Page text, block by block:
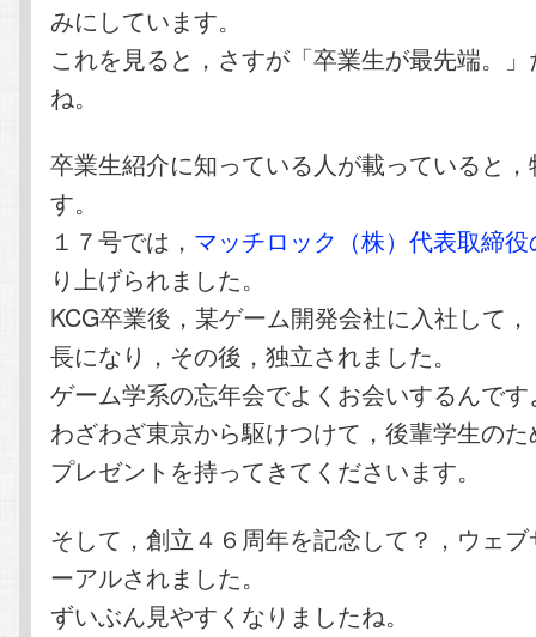
みにしています。
これを見ると，さすが「卒業生が最先端。
ね。
卒業生紹介に知っている人が載っていると
す。
１７号では， マッチロック（株）代表取締
り上げられました。
KCG卒業後，某ゲーム開発会社に入社して
長になり，その後，独立されました。
ゲーム学系の忘年会でよくお会いするんです
わざわざ東京から駆けつけて，後輩学生の
プレゼントを持ってきてくださいます。
そして，創立４６周年を記念して？，ウェ
ーアルされました。
ずいぶん見やすくなりましたね。